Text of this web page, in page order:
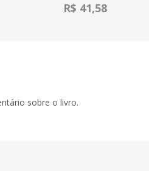
R$ 41,58
sobre o livro.